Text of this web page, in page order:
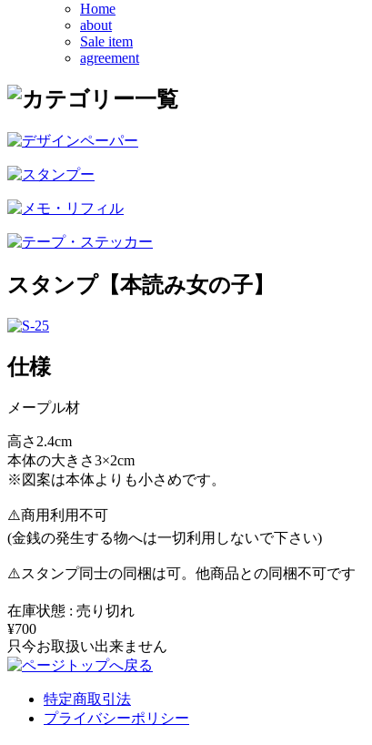
Home
about
Sale item
agreement
スタンプ【本読み女の子】
仕様
メープル材
高さ2.4cm
本体の大きさ3×2cm
※図案は本体よりも小さめです。
⚠️商用利用不可
(金銭の発生する物へは一切利用しないで下さい)
⚠️スタンプ同士の同梱は可。他商品との同梱不可です
在庫状態 : 売り切れ
¥700
只今お取扱い出来ません
特定商取引法
プライバシーポリシー